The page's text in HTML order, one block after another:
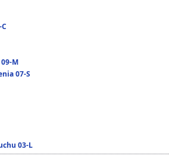
M
07-S
03-L